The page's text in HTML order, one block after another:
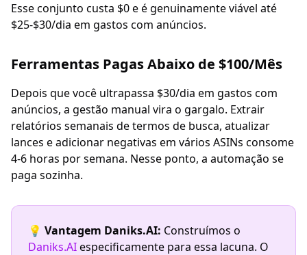
Esse conjunto custa $0 e é genuinamente viável até
$25-$30/dia em gastos com anúncios.
Ferramentas Pagas Abaixo de $100/Mês
Depois que você ultrapassa $30/dia em gastos com
anúncios, a gestão manual vira o gargalo. Extrair
relatórios semanais de termos de busca, atualizar
lances e adicionar negativas em vários ASINs consome
4-6 horas por semana. Nesse ponto, a automação se
paga sozinha.
💡 Vantagem Daniks.AI: Construímos o
Daniks.AIespecificamente para essa lacuna. O